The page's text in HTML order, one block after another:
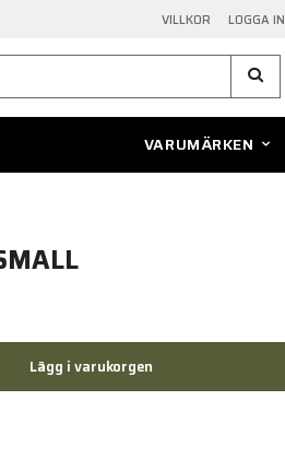
VILLKOR LOGGA IN
VARUMÄRKEN
Lägg i varukorgen